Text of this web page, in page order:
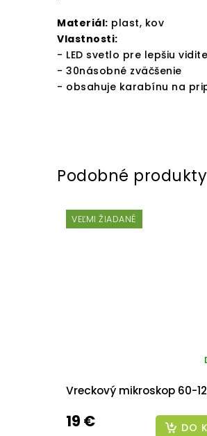
Materiál: plast, kov
Vlastnosti:
- LED svetlo pre lepšiu
- 30násobné zväčšenie
- obsahuje karabínu na
VEĽMI ŽIADANÉ
Vreckový mikroskop 60-
19 € DO